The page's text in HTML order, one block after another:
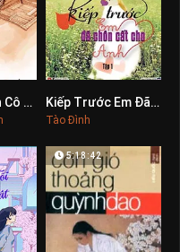
0
Em Vốn Thích Cô Độc, Cho Đến Khi Có Anh 0Kiếp Trước Em Đã Chôn Cất Cho Anh
Tào Đình
5:18:42